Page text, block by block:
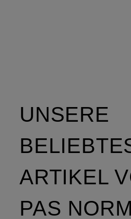
UNSERE
ARTIKEL
PAS